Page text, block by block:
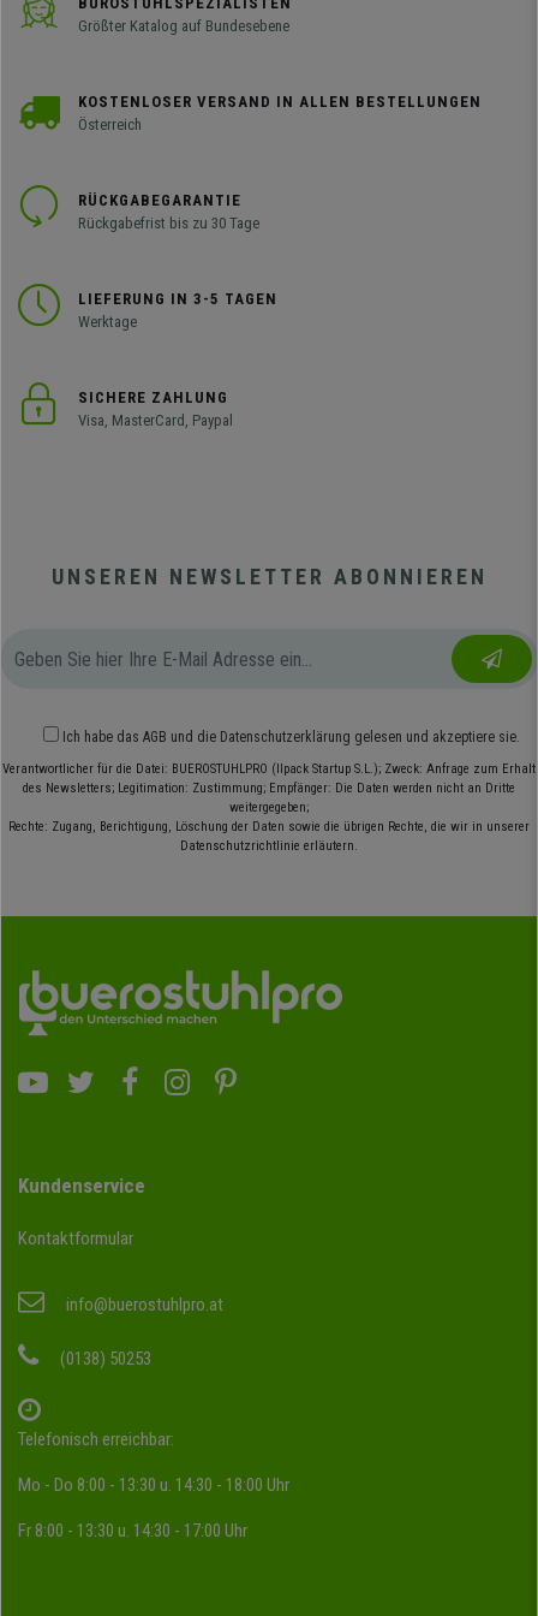
Größter Katalog auf Bundesebene
KOSTENLOSER VERSAND IN ALLEN BESTELLUNGEN
Österreich
RÜCKGABEGARANTIE
Rückgabefrist bis zu 30 Tage
LIEFERUNG IN 3-5 TAGEN
Werktage
SICHERE ZAHLUNG
Visa, MasterCard, Paypal
UNSEREN NEWSLETTER ABONNIEREN
Ich habe das AGB und die Datenschutzerklärung gelesen und akzeptiere sie.
Verantwortlicher für die Datei: BUEROSTUHLPRO (Ilpack Startup S.L.); Zweck: Anfrage zum Erhalt
des Newsletters; Legitimation: Zustimmung; Empfänger: Die Daten werden nicht an Dritte
weitergegeben;
Rechte: Zugang, Berichtigung, Löschung der Daten sowie die übrigen Rechte, die wir in unserer
Datenschutzrichtlinie erläutern.
Kundenservice
Kontaktformular
info@buerostuhlpro.at
(0138) 50253
Telefonisch erreichbar:
Mo - Do 8:00 - 13:30 u. 14:30 - 18:00 Uhr
Fr 8:00 - 13:30 u. 14:30 - 17:00 Uhr